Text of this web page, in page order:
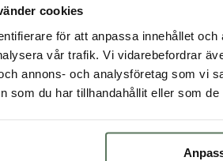
cookies
för att anpassa innehållet
vår trafik. Vi vidarebefordrar
annons- och analysföretag som vi
som du har tillhandahållit eller som
du billiga friluftskläder för dam, herr
envinterjackapå rea för dam, har vi ett
att ta fram kläder för en aktiv livsstil.
kollektioner med uttänkta